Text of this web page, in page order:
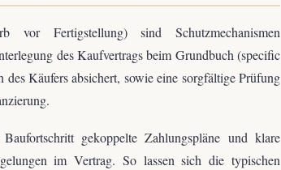
vor Fertigstellung) sind Schutzmechanismen
des Kaufvertrags beim Grundbuch (specific
des Käufers absichert, sowie eine sorgfältige Prüfung
gekoppelte Zahlungspläne und klare
im Vertrag. So lassen sich die typischen